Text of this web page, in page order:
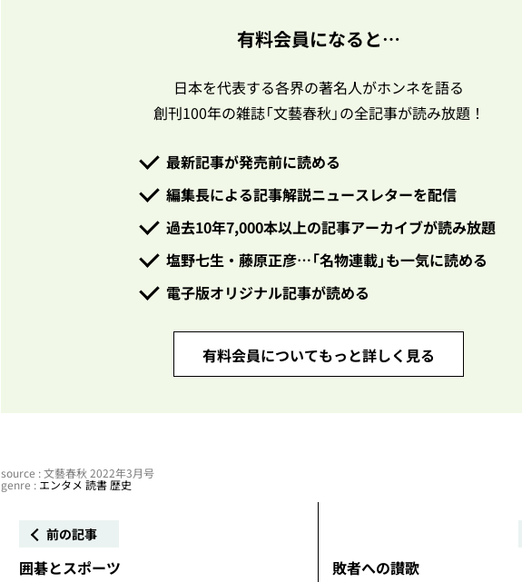
有料会員になると…
日本を代表する各界の著名人がホンネを語る
創刊100年の雑誌「文藝春秋」の全記事が読み放題！
最新記事が発売前に読める
編集長による記事解説ニュースレターを配信
過去10年7,000本以上の記事アーカイブが読み放題
塩野七生・藤原正彦…「名物連載」も一気に読める
電子版オリジナル記事が読める
有料会員についてもっと詳しく見る
source : 文藝春秋 2022年3月号
genre : エンタメ 読書歴史
前の記事
囲碁とスポーツ 敗者への讃歌